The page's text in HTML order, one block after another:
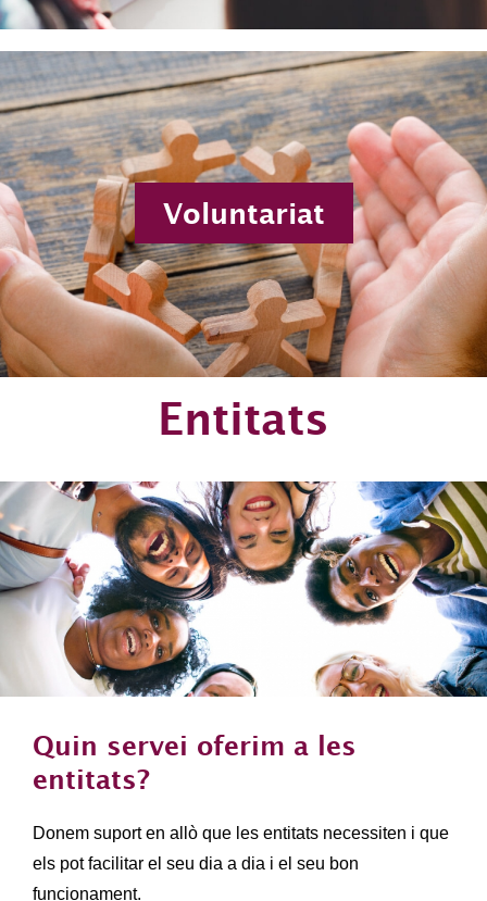
Voluntariat
Entitats
Quin servei oferim a les
entitats?
Donem suport en allò que les entitats necessiten i que
els pot facilitar el seu dia a dia i el seu bon
funcionament.